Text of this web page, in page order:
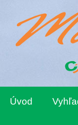
Úvod